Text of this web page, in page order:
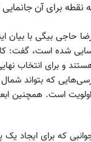
نقطه برای آن
حاجی بیگی با بیان
شده است، گفت:
و برای انتخاب
که بتواند
است. همچنین
که برای ایجاد یک